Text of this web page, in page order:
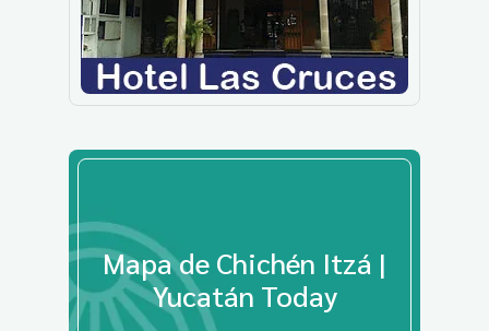
Mapa de Chichén Itzá |
Yucatán Today